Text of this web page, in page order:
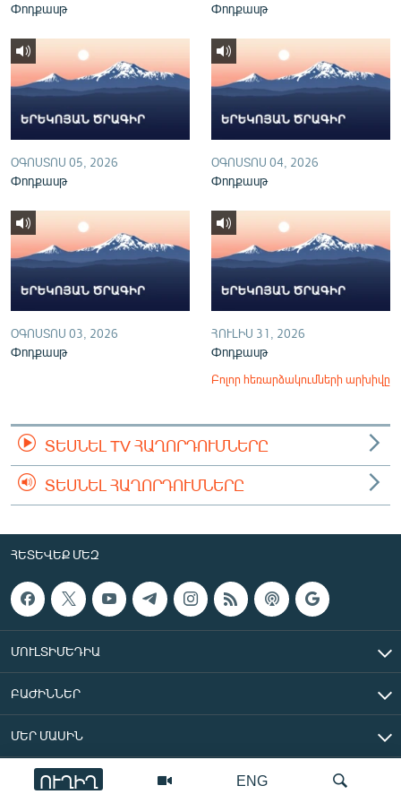
English
Русский
ՀԵՏԵՎԵՔ ՄԵԶ
«Ազատության» բոլոր կայքերը
ENG
ՈՒՂԻՂ
Փոդքասթ Փոդքասթ
ՕԳՈՍՏՈՍ 05, 2026
Փոդքասթ
ՕԳՈՍՏՈՍ 04, 2026
Փոդքասթ
ՕԳՈՍՏՈՍ 03, 2026
Փոդքասթ
ՀՈՒԼԻՍ 31, 2026
Փոդքասթ
Բոլոր հեռարձակումների արխիվը
ՏԵՍՆԵԼ TV ՀԱՂՈՐԴՈՒՄՆԵՐԸ
ՏԵՍՆԵԼ ՀԱՂՈՐԴՈՒՄՆԵՐԸ
ՀԵՏԵՎԵՔ ՄԵԶ
ՄՈՒԼՏԻՄԵԴԻԱ
ԲԱԺԻՆՆԵՐ
ՄԵՐ ՄԱՍԻՆ
«Ազատ Եվրոպա/Ազատություն» ռադիոկայան © 2026